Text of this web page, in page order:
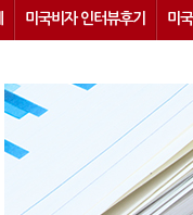
미국비자 인터뷰후기 미